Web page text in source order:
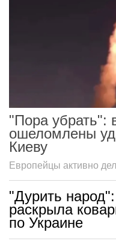
"Пора убрать":
ошеломлены
Киеву
Европейцы активно
"Дурить
раскрыла
по Украине